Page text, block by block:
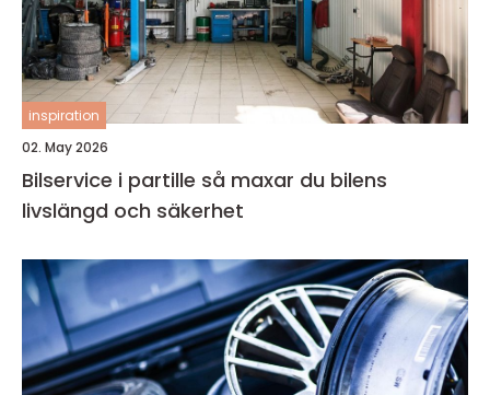
inspiration
02. May 2026
Bilservice i partille så maxar du bilens
livslängd och säkerhet